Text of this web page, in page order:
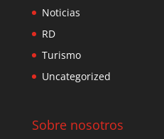
Noticias
RD
Turismo
Uncategorized
Sobre nosotros